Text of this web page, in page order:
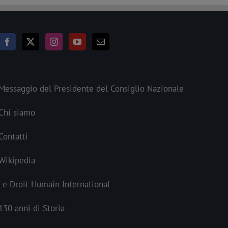
del Presidente del Consiglio Nazionale
siamo
Droit Humain International
anni di Storia